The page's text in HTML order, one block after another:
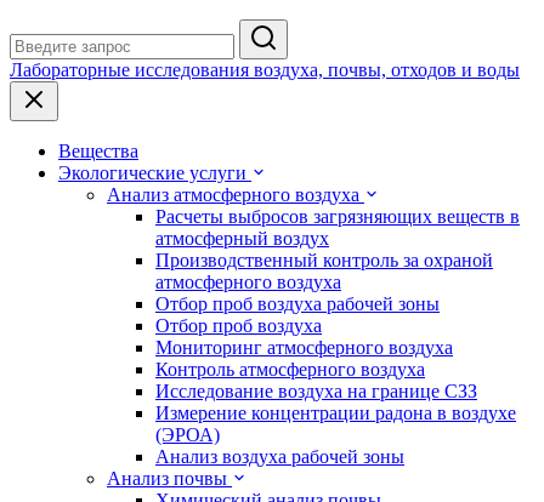
Лабораторные исследования воздуха, почвы, отходов и воды
Вещества
Экологические услуги
Анализ атмосферного воздуха
Расчеты выбросов загрязняющих веществ в
атмосферный воздух
Производственный контроль за охраной
атмосферного воздуха
Отбор проб воздуха рабочей зоны
Отбор проб воздуха
Мониторинг атмосферного воздуха
Контроль атмосферного воздуха
Исследование воздуха на границе СЗЗ
Измерение концентрации радона в воздухе
(ЭРОА)
Анализ воздуха рабочей зоны
Анализ почвы